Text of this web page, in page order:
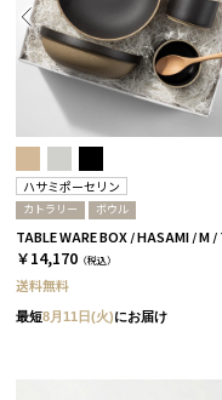
ハサミポーセリン
カトラリー ボウル
￥14,170 （税込）
送料無料
最短8月11日(火)にお届け